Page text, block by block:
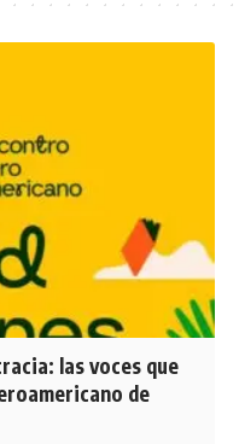
las voces que
de